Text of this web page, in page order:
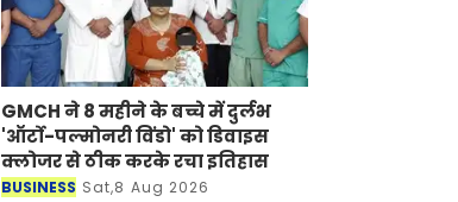
GMCH ने 8 महीने के बच्चे में दुर्लभ
'ऑर्टो-पल्मोनरी विंडो' को डिवाइस
क्लोजर से ठीक करके रचा इतिहास
BUSINESS Sat,8 Aug 2026